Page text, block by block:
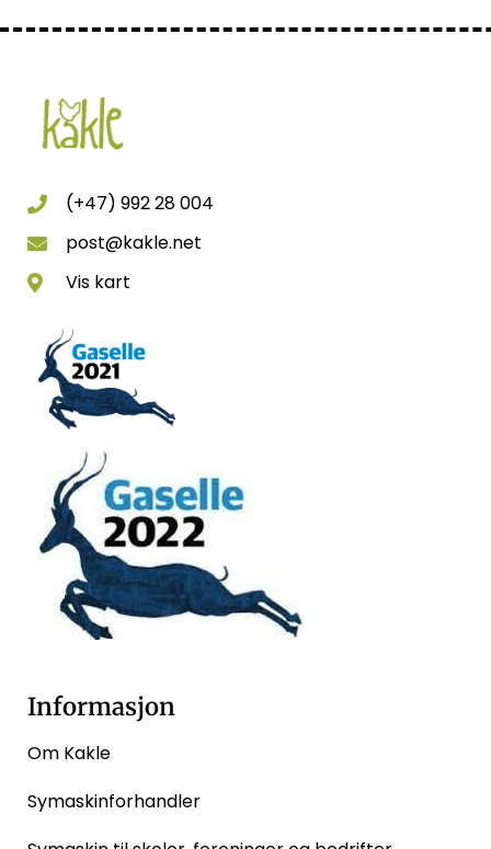
(+47) 992 28 004
post@kakle.net
Vis kart
Informasjon
Om Kakle
Symaskinforhandler